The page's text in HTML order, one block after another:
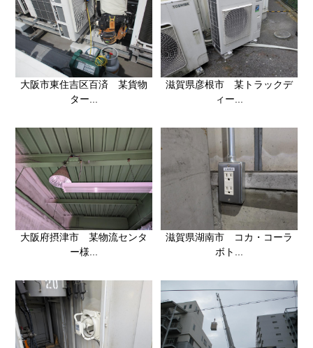
大阪市東住吉区百済 某貨物
ター...
滋賀県彦根市 某トラックデ
ィー...
大阪府摂津市 某物流センタ
ー様...
滋賀県湖南市 コカ・コーラ
ボト...